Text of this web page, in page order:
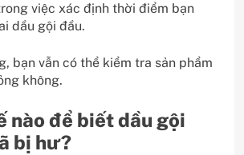
việc xác định thời điểm bạn
dầu gội đầu.
bạn vẫn có thể kiểm tra sản phẩm
không.
nào để biết dầu gội
bị hư?